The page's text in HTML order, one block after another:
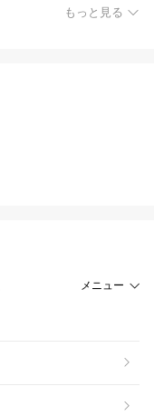
もっと見る
メニュー